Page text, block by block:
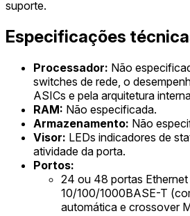
suporte.
Especificações
Processador: Não
switches de rede, o
ASICs e pela arquitetura
RAM: Não especificada.
Armazenamento: Não
Visor: LEDs indicadores de
atividade da porta.
Portos:
24 ou 48 portas Ethernet
10/100/1000BASE-T
automática e crossover